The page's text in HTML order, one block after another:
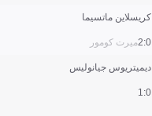
كريسلاين ماتسيما
ميرت كومور0:2
ديميتريوس جيانوليس
0:1